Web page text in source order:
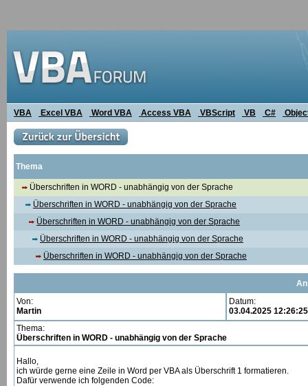
VBA Excel VBA Word VBA Access VBA VBScript VB C#
Thema
Überschriften in WORD - unabhängig von der Sprache
Überschriften in WORD - unabhängig von der Sprache
Überschriften in WORD - unabhängig von der Sprache
Überschriften in WORD - unabhängig von der Sprache
Überschriften in WORD - unabhängig von der Sprache
Von:
Martin
Datum:
03.04.2025 12:26:25
Thema:
Überschriften in WORD - unabhängig von der Sprache
Hallo,
ich würde gerne eine Zeile in Word per VBA als Überschrift 1 formatieren.
Dafür verwende ich folgenden Code: